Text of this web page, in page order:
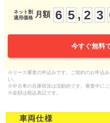
ネット割
適用価格
月額 6 5 , 2 3
今すぐ無料
※リース審査の申込みです。ご契約のお申込
い。
※中古車の在庫状況は流動的です。審査中に
※金額は税込表記です。
車両仕様